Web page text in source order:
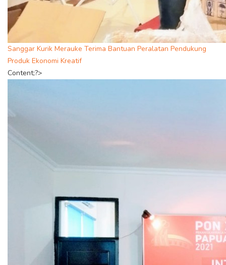
Sanggar Kurik Merauke Terima Bantuan Peralatan Pendukung
Produk Ekonomi Kreatif
Content;?>